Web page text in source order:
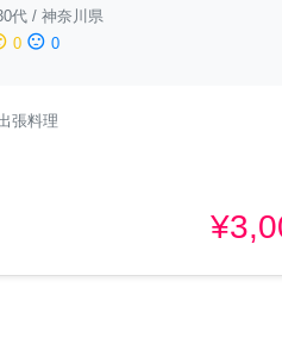
代 / 神奈川県
0 sentiment_dissatisfied 0
張料理